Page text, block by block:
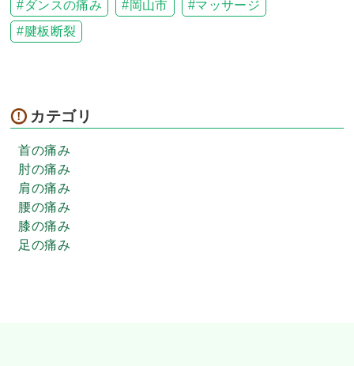
ダンスの痛み
岡山市
マッサージ
腱板断裂
カテゴリ
首の痛み
肘の痛み
肩の痛み
腰の痛み
膝の痛み
足の痛み